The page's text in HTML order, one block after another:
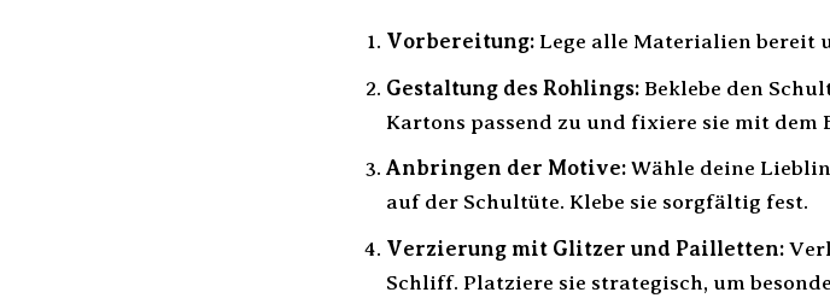
Vorbereitung:Lege alle Materialien bereit
Gestaltung des Rohlings:Beklebe den
Kartons passend zu und fixiere sie mit dem
Anbringen der Motive:Wähle deine
auf der Schultüte. Klebe sie sorgfältig fest.
Verzierung mit Glitzer und Pailletten:
Schliff. Platziere sie strategisch, um